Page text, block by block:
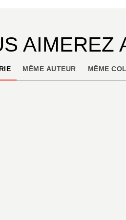
AIMEREZ
MÊME AUTEUR MÊME